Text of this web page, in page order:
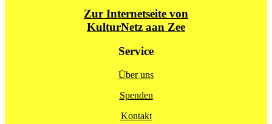
Zur Internetseite von
KulturNetz aan Zee
Service
Über uns
Spenden
Kontakt